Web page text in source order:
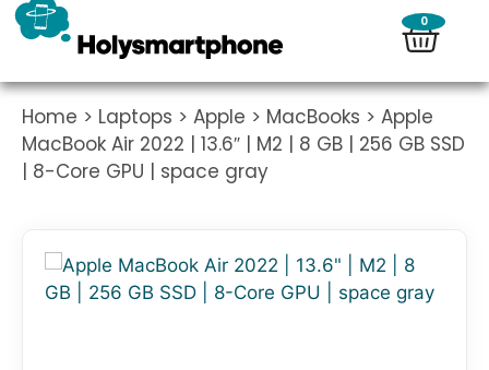
0
Home > Laptops > Apple > MacBooks > Apple
MacBook Air 2022 | 13.6″ | M2 | 8 GB | 256 GB SSD
| 8-Core GPU | space gray